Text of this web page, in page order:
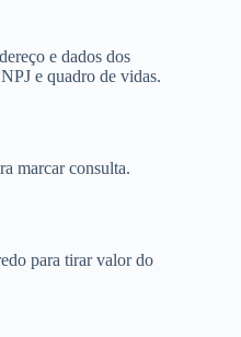
e dados dos
e quadro de vidas.
marcar consulta.
para tirar valor do